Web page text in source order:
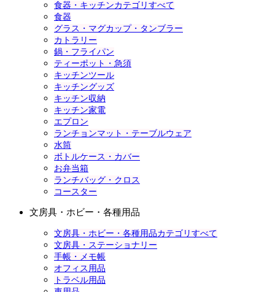
食器・キッチンカテゴリすべて
食器
グラス・マグカップ・タンブラー
カトラリー
鍋・フライパン
ティーポット・急須
キッチンツール
キッチングッズ
キッチン収納
キッチン家電
エプロン
ランチョンマット・テーブルウェア
水筒
ボトルケース・カバー
お弁当箱
ランチバッグ・クロス
コースター
文房具・ホビー・各種用品
文房具・ホビー・各種用品カテゴリすべて
文房具・ステーショナリー
手帳・メモ帳
オフィス用品
トラベル用品